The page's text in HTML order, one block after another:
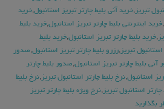
تبریز ,خرید آنی بلیط چارتر تبریز استانبول,خرید
,خرید اینترنتی بلیط چارتر تبریز استانبول,خرید بلیط
,خرید بلیط چارتر تبریز استانبول,خرید بلیط
تبریز ,رزرو بلیط چارتر تبریز استانبول,صدور
آنی بلیط چارتر تبریز استانبول,صدور بلیط چارتر
استانبول,نرخ بلیط چارتر استانبول تبریز ,نرخ بلیط
استانبول تبریز ,نرخ ویژه بلیط چارتر تبریز
بگذارید